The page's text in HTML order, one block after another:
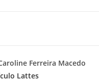
Ferreira Macedo
Lattes